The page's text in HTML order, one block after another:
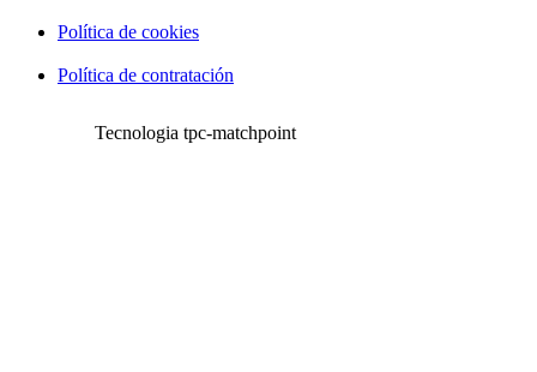
Política de cookies
Política de contratación
Tecnologia tpc-matchpoint